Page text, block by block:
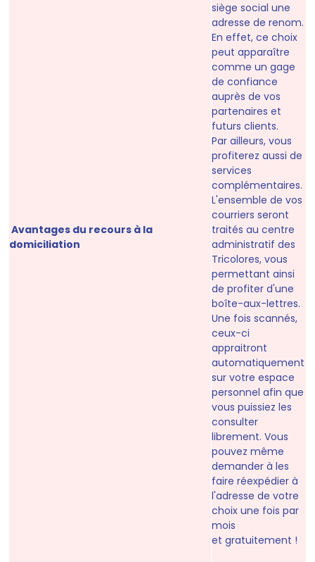
Avantages du recours à la
domiciliation
siège social une
adresse de renom.
En effet, ce choix
peut apparaître
comme un gage
de confiance
auprès de vos
partenaires et
futurs clients.
Par ailleurs, vous
profiterez aussi de
services
complémentaires.
L'ensemble de vos
courriers seront
traités au centre
administratif des
Tricolores, vous
permettant ainsi
de profiter d'une
boîte-aux-lettres.
Une fois scannés,
ceux-ci
appraitront
automatiquement
sur votre espace
personnel afin que
vous puissiez les
consulter
librement. Vous
pouvez même
demander à les
faire réexpédier à
l'adresse de votre
choix une fois par
mois
et gratuitement !